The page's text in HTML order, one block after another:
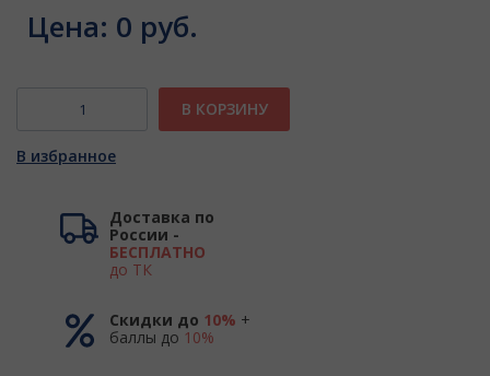
Цена: 0 руб.
В КОРЗИНУ
В избранное
Доставка по
России -
БЕСПЛАТНО
до ТК
Скидки до 10% +
баллы до 10%